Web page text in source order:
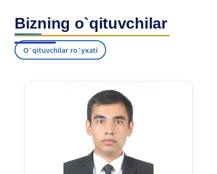
Bizning o`qituvchilar
O`qituvchilar ro`yxati